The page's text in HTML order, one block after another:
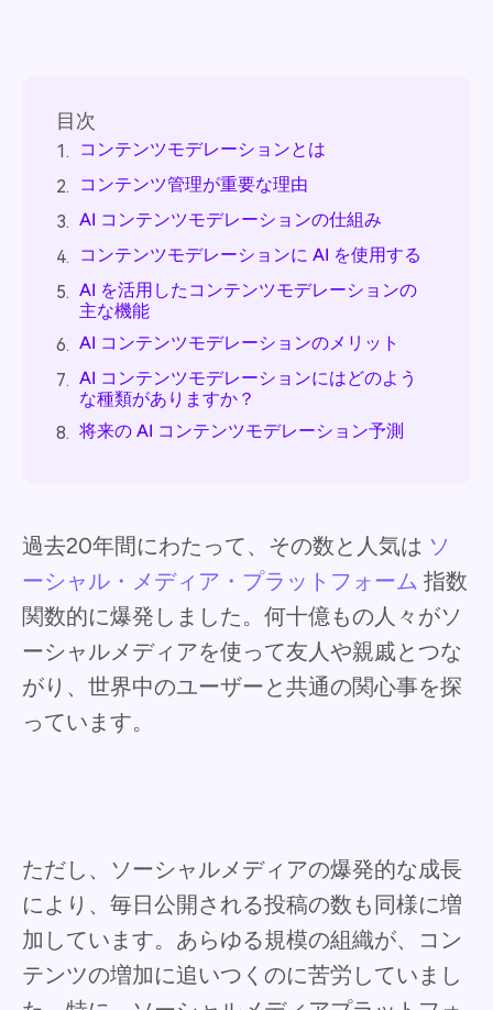
目次
1.
コンテンツモデレーションとは
2.
コンテンツ管理が重要な理由
3. AI コンテンツモデレーションの仕組み
4.
コンテンツモデレーションに AI を使用する
5. AI を活用したコンテンツモデレーションの
主な機能
6. AI コンテンツモデレーションのメリット
7. AI コンテンツモデレーションにはどのよう
な種類がありますか？
8. 将来の AI コンテンツモデレーション予測
過去20年間にわたって、その数と人気は ソ
ーシャル・メディア・プラットフォーム 指数
関数的に爆発しました。何十億もの人々がソ
ーシャルメディアを使って友人や親戚とつな
がり、世界中のユーザーと共通の関心事を探
っています。
ただし、ソーシャルメディアの爆発的な成長
により、毎日公開される投稿の数も同様に増
加しています。あらゆる規模の組織が、コン
テンツの増加に追いつくのに苦労していまし